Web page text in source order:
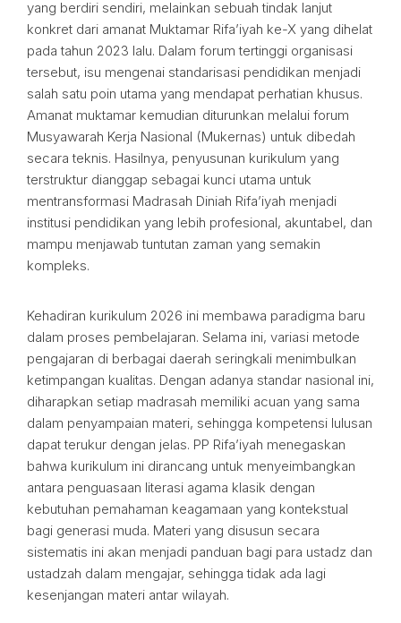
yang berdiri sendiri, melainkan sebuah tindak lanjut
konkret dari amanat Muktamar Rifa’iyah ke-X yang dihelat
pada tahun 2023 lalu. Dalam forum tertinggi organisasi
tersebut, isu mengenai standarisasi pendidikan menjadi
salah satu poin utama yang mendapat perhatian khusus.
Amanat muktamar kemudian diturunkan melalui forum
Musyawarah Kerja Nasional (Mukernas) untuk dibedah
secara teknis. Hasilnya, penyusunan kurikulum yang
terstruktur dianggap sebagai kunci utama untuk
mentransformasi Madrasah Diniah Rifa’iyah menjadi
institusi pendidikan yang lebih profesional, akuntabel, dan
mampu menjawab tuntutan zaman yang semakin
kompleks.
Kehadiran kurikulum 2026 ini membawa paradigma baru
dalam proses pembelajaran. Selama ini, variasi metode
pengajaran di berbagai daerah seringkali menimbulkan
ketimpangan kualitas. Dengan adanya standar nasional ini,
diharapkan setiap madrasah memiliki acuan yang sama
dalam penyampaian materi, sehingga kompetensi lulusan
dapat terukur dengan jelas. PP Rifa’iyah menegaskan
bahwa kurikulum ini dirancang untuk menyeimbangkan
antara penguasaan literasi agama klasik dengan
kebutuhan pemahaman keagamaan yang kontekstual
bagi generasi muda. Materi yang disusun secara
sistematis ini akan menjadi panduan bagi para ustadz dan
ustadzah dalam mengajar, sehingga tidak ada lagi
kesenjangan materi antar wilayah.